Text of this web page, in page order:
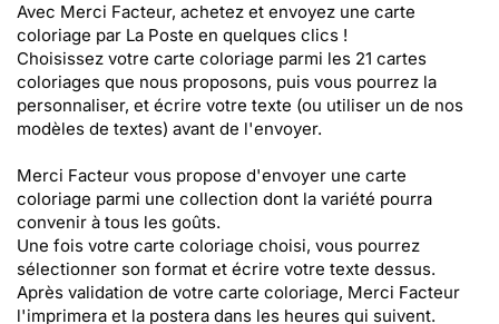
Avec Merci Facteur, achetez et envoyez une carte
coloriage par La Poste en quelques clics !
Choisissez votre carte coloriage parmi les 21 cartes
coloriages que nous proposons, puis vous pourrez la
personnaliser, et écrire votre texte (ou utiliser un de nos
modèles de textes) avant de l'envoyer.
Merci Facteur vous propose d'envoyer une carte
coloriage parmi une collection dont la variété pourra
convenir à tous les goûts.
Une fois votre carte coloriage choisi, vous pourrez
sélectionner son format et écrire votre texte dessus.
Après validation de votre carte coloriage, Merci Facteur
l'imprimera et la postera dans les heures qui suivent.